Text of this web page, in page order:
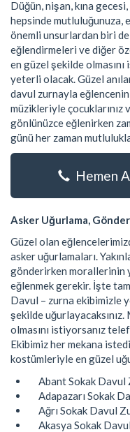
Düğün, nişan, kına
hepsinde mutluluğunuza,
önemli unsurlardan biri
eğlendirmeleri ve diğer
en güzel şekilde
yeterli olacak. Güzel
davul zurnayla
müzikleriyle çocuklarınız
gönlünüzce eğlenirken
günü her zaman
Hemen
Asker Uğurlama,
Güzel olan
asker uğurlamaları.
gönderirken morallerinin
eğlenmek gerekir. İşte
Davul – zurna ekibimizle
şekilde uğurlayacaksınız.
olmasını istiyorsanız
Ekibimiz her mekana
kostümleriyle en güzel
Abant Sokak Davul
Adapazarı Sokak
Ağrı Sokak Davul
Akasya Sokak